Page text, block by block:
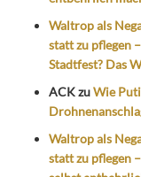
Waltrop als
statt zu pflegen
Stadtfest? Das
ACKzuWie
Waltrop als
statt zu pflegen